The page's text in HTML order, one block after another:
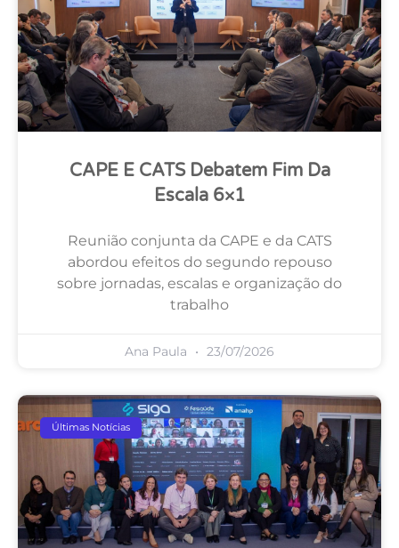
CAPE E CATS Debatem Fim Da
Escala 6×1
Reunião conjunta da CAPE e da CATS
abordou efeitos do segundo repouso
sobre jornadas, escalas e organização do
trabalho
Ana Paula 23/07/2026
Últimas Notícias